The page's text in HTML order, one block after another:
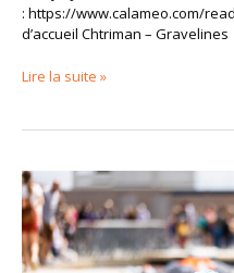
: https://www.calameo.com/
d’accueil Chtriman – Gravelines
Lire la suite »
Dernières
infos
sur
les
inscriptions